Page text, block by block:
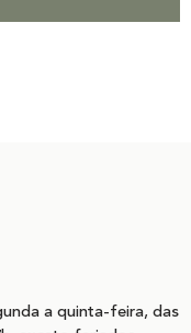
a quinta-feira, das